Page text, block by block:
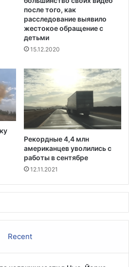
после того, как
расследование выявило
жестокое обращение с
детьми
15.12.2020
Рекордные 4,4 млн
американцев уволились с
работы в сентябре
12.11.2021
Recent